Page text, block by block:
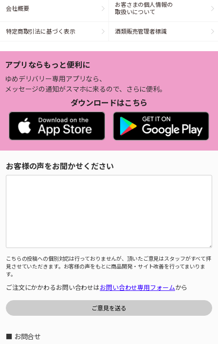
会社概要
お客さまの個人情報の
取扱いについて
特定商取引法に基づく表示 酒類販売管理者標識
アプリならもっと便利に
ゆめデリバリー専用アプリなら、
メッセージの通知がスマホに来るので、さらに便利。
ダウンロードはこちら
お客様の声をお聞かせください
こちらの投稿への個別対応は行っておりませんが、頂いたご意見はスタッフがすべて拝
見させていただきます。お客様の声をもとに商品開発・サイト改善を行ってまいりま
す。
ご注文にかかわるお問い合わせはお問い合わせ専用フォームから
■ お問合せ